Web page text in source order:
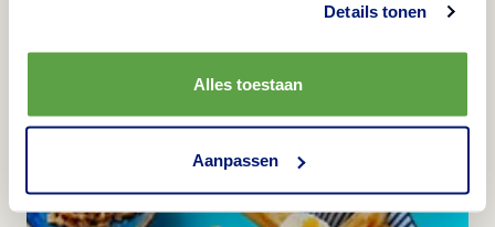
Details tonen
Alles toestaan
Aanpassen
Sprawdź inne przepisy